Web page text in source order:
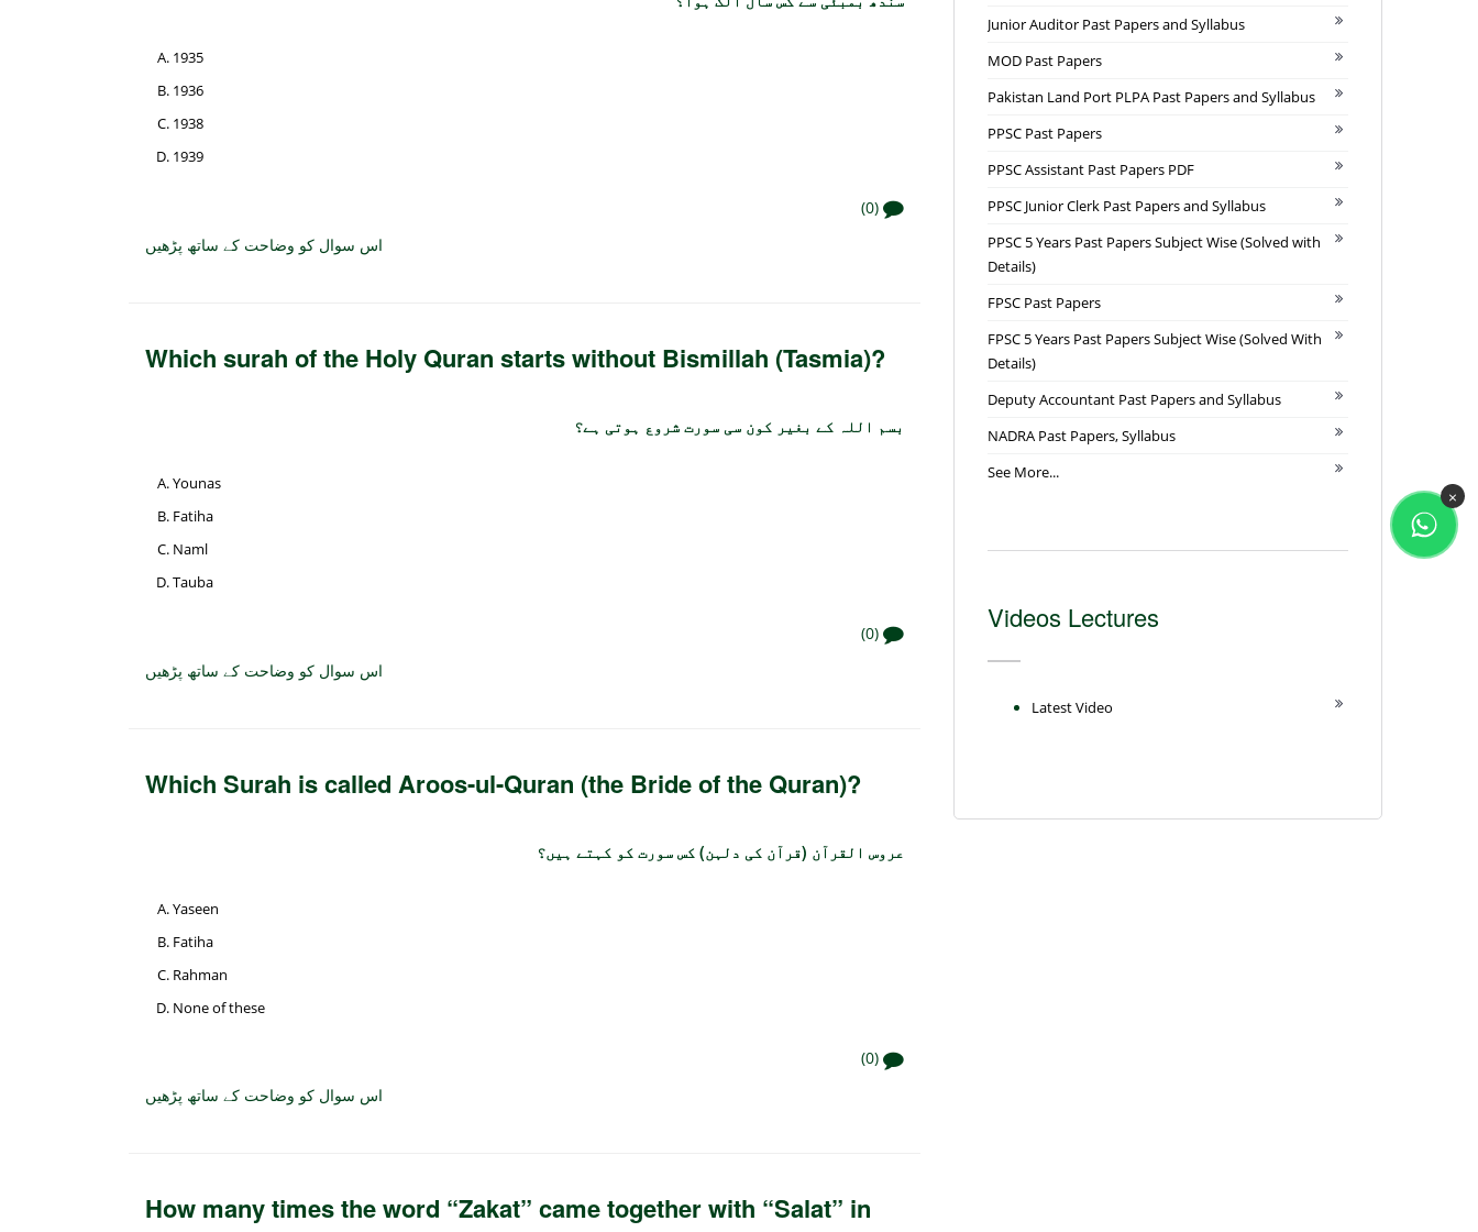
1935
1936
1938
1939
(0)
اس سوال کو وضاحت کے ساتھ پڑھیں
Which surah of the Holy Quran starts without Bismillah (Tasmia)?
بسم اللہ کے بغیر کون سی سورت شروع ہوتی ہے؟
Younas
Fatiha
Naml
Tauba
(0)
اس سوال کو وضاحت کے ساتھ پڑھیں
Which Surah is called Aroos-ul-Quran (the Bride of the Quran)?
عروس القرآن (قرآن کی دلہن) کس سورت کو کہتے ہیں؟
Yaseen
Fatiha
Rahman
None of these
(0)
اس سوال کو وضاحت کے ساتھ پڑھیں
How many times the word “Zakat” came together with “Salat” in
Junior Auditor Past Papers and Syllabus
MOD Past Papers
Pakistan Land Port PLPA Past Papers and Syllabus
PPSC Past Papers
PPSC Assistant Past Papers PDF
PPSC Junior Clerk Past Papers and Syllabus
PPSC 5 Years Past Papers Subject Wise (Solved with
Details)
FPSC Past Papers
FPSC 5 Years Past Papers Subject Wise (Solved With
Details)
Deputy Accountant Past Papers and Syllabus
NADRA Past Papers, Syllabus
See More...
Videos Lectures
Latest Video
×